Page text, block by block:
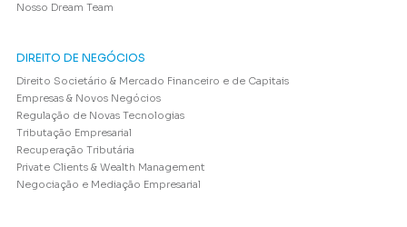
Nosso Dream Team
DIREITO DE NEGÓCIOS
Direito Societário & Mercado Financeiro e de Capitais
Empresas & Novos Negócios
Regulação de Novas Tecnologias
Tributação Empresarial
Recuperação Tributária
Private Clients & Wealth Management
Negociação e Mediação Empresarial